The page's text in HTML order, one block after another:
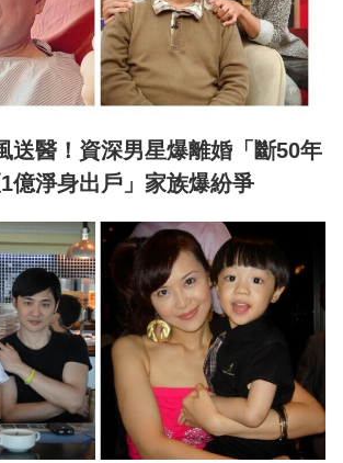
送醫！資深男星爆離婚「斷50年
淨身出戶」家族爆紛爭